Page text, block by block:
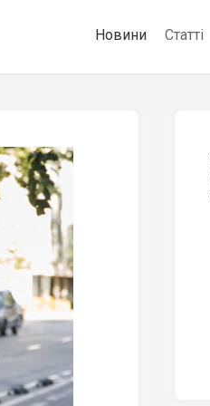
Новини Статті